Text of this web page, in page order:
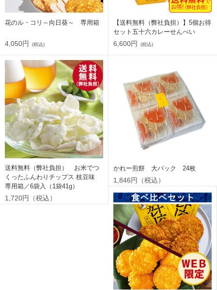
花のル・コリ～向日葵～ 専用箱
4,050円 (税込)
【送料無料（弊社負担）】5個お得
セット五十六カレーせんべい
6,600円 (税込)
送料無料（弊社負担） お米でつ
くったふんわりチップス 枝豆味
専用箱／6袋入（1袋41g）
1,720円（税込）
かれー煎餅 大パック 24枚
1,846円（税込）